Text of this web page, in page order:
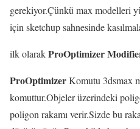
gerekiyor.Çünkü max modelleri
için sketchup sahnesinde
ilk olarakProOptimizer
ProOptimizerKomutu 3dsmax
komuttur.Objeler üzerindeki
poligon rakamı verir.Sizde bu